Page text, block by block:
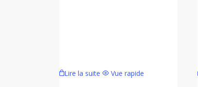
Lire la suite Vue rapide